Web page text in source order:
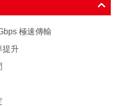
極速傳輸
提升